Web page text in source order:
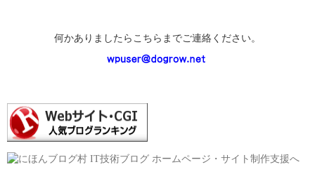
何かありましたらこちらまでご連絡ください。